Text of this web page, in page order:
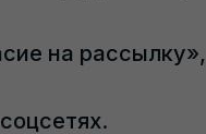
на рассылку»,